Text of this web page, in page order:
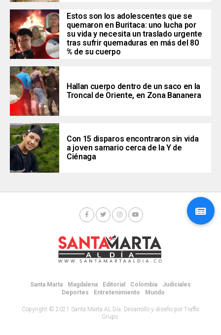
Estos son los adolescentes que se
quemaron en Buritaca: uno lucha por
su vida y necesita un traslado urgente
tras sufrir quemaduras en más del 80
% de su cuerpo
Hallan cuerpo dentro de un saco en la
Troncal de Oriente, en Zona Bananera
Con 15 disparos encontraron sin vida
a joven samario cerca de la Y de
Ciénaga
Santa Marta Magdalena Editorial Colombia
Judiciales
Deportes
Entretenimiento Mundo
Copyright © 2021 Santa Marta AL Día. Desarrollo y diseño por Traffic
Grupo.